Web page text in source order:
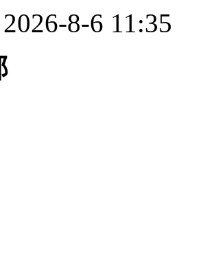
8-6 11:35